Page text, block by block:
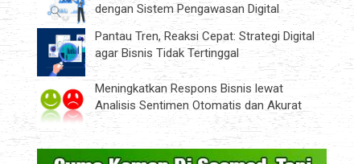
dengan Sistem Pengawasan Digital
Pantau Tren, Reaksi Cepat: Strategi Digital
agar Bisnis Tidak Tertinggal
Meningkatkan Respons Bisnis lewat
Analisis Sentimen Otomatis dan Akurat